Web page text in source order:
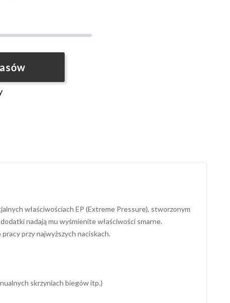
właściwościach EP (Extreme Pressure), stworzonym
nadają mu wyśmienite właściwości smarne.
przy najwyższych naciskach.
skrzyniach biegów itp.)